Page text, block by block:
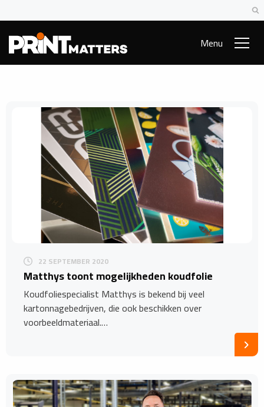
Menu
22 SEPTEMBER 2020
Matthys toont mogelijkheden koudfolie
Koudfoliespecialist Matthys is bekend bij veel
kartonnagebedrijven, die ook beschikken over
voorbeeldmateriaal.…